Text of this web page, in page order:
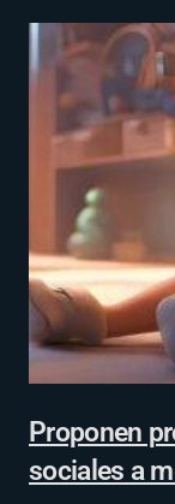
Proponen
sociales a